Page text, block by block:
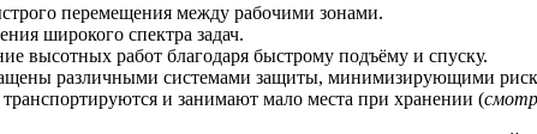
перемещения между рабочими зонами.
широкого спектра задач.
высотных работ благодаря быстрому подъёму и спуску.
различными системами защиты, минимизирующими риск
и занимают мало места при хранении (